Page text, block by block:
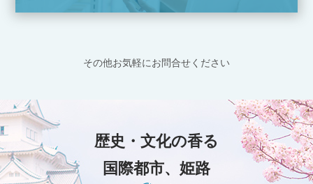
その他お気軽にお問合せください
歴史・文化の香る
国際都市、姫路